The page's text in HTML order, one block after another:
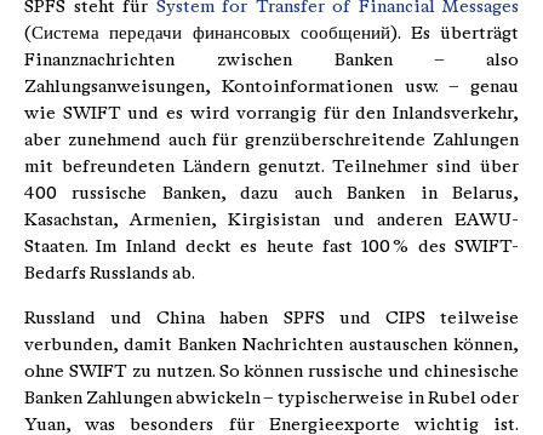
SPFS steht für System for Transfer of Financial Messages
(Система передачи финансовых сообщений). Es überträgt
Finanznachrichten zwischen Banken – also
Zahlungsanweisungen, Kontoinformationen usw. – genau
wie SWIFT und es wird vorrangig für den Inlandsverkehr,
aber zunehmend auch für grenzüberschreitende Zahlungen
mit befreundeten Ländern genutzt. Teilnehmer sind über
400 russische Banken, dazu auch Banken in Belarus,
Kasachstan, Armenien, Kirgisistan und anderen EAWU-
Staaten. Im Inland deckt es heute fast 100 % des SWIFT-
Bedarfs Russlands ab.
Russland und China haben SPFS und CIPS teilweise
verbunden, damit Banken Nachrichten austauschen können,
ohne SWIFT zu nutzen. So können russische und chinesische
Banken Zahlungen abwickeln – typischerweise in Rubel oder
Yuan, was besonders für Energieexporte wichtig ist.